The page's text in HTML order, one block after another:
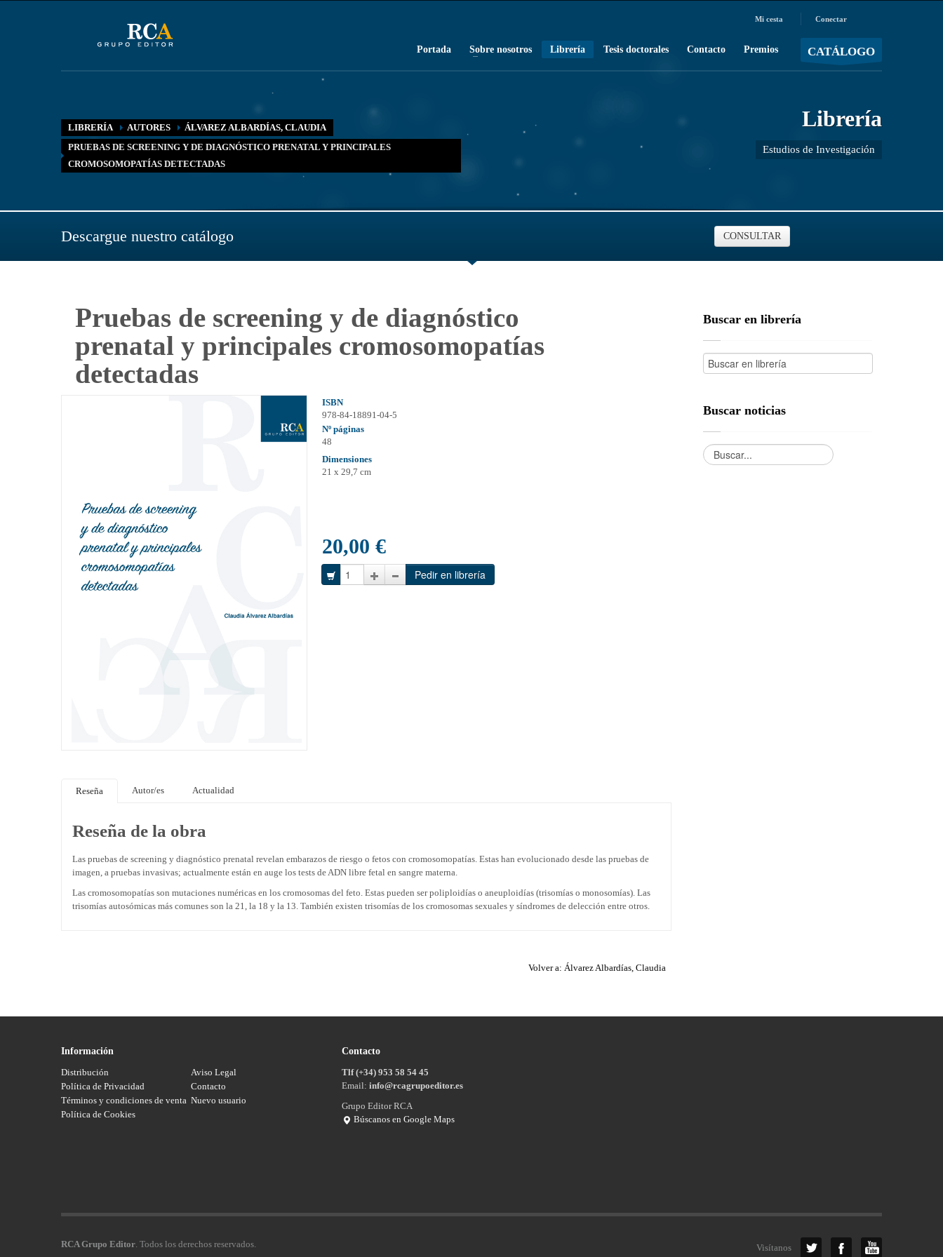
Conectar
Mi cesta
/ MOSTRAR CARRO
CATÁLOGO
Portada Sobre nosotros Librería Tesis doctorales Contacto Premios
LIBRERÍA AUTORES
ÁLVAREZ ALBARDÍAS, CLAUDIA
PRUEBAS DE SCREENING Y DE DIAGNÓSTICO PRENATAL Y PRINCIPALES
CROMOSOMOPATÍAS DETECTADAS
Librería
Estudios de Investigación
Descargue nuestro catálogo CONSULTAR
Pruebas de screening y de diagnóstico
prenatal y principales cromosomopatías
detectadas
ISBN
978-84-18891-04-5
Nº páginas
48
Dimensiones
21 x 29,7 cm
20,00 €
Reseña Autor/es Actualidad
Reseña de la obra
Las pruebas de screening y diagnóstico prenatal revelan embarazos de riesgo o fetos con cromosomopatías. Estas han evolucionado desde las pruebas de
imagen, a pruebas invasivas; actualmente están en auge los tests de ADN libre fetal en sangre materna.
Las cromosomopatías son mutaciones numéricas en los cromosomas del feto. Estas pueden ser poliploidías o aneuploidías (trisomías o monosomías). Las
trisomías autosómicas más comunes son la 21, la 18 y la 13. También existen trisomías de los cromosomas sexuales y síndromes de delección entre otros.
Volver a: Álvarez Albardías, Claudia
Buscar en librería
Buscar noticias
Información
Distribución
Aviso Legal
Política de Privacidad
Contacto
Términos y condiciones de venta Nuevo usuario
Política de Cookies
Contacto
Tlf (+34) 953 58 54 45
Email: info@rcagrupoeditor.es
Grupo Editor RCA
Búscanos en Google Maps
Visítanos
RCA Grupo Editor . Todos los derechos reservados.